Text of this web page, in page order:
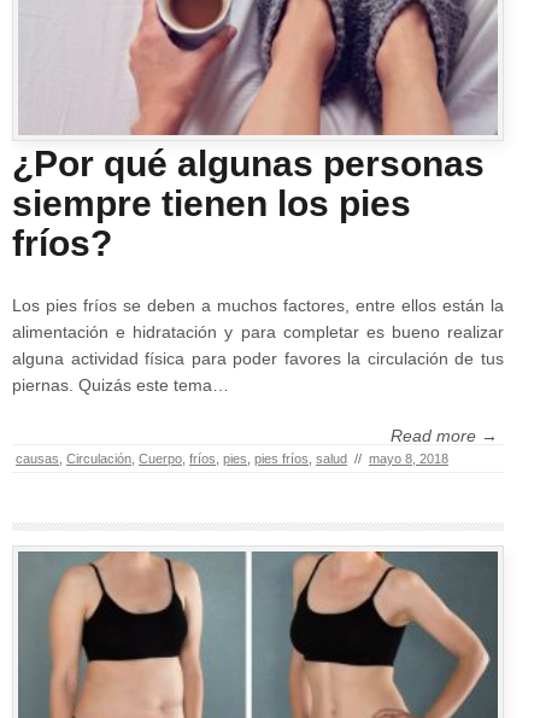
¿Por qué algunas personas
siempre tienen los pies
fríos?
Los pies fríos se deben a muchos factores, entre ellos están la
alimentación e hidratación y para completar es bueno realizar
alguna actividad física para poder favores la circulación de tus
piernas. Quizás este tema…
Read more →
causas Circulación Cuerpo fríos pies pies fríos salud // mayo 8, 2018